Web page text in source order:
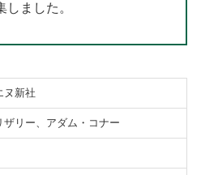
ました。
ヌ新社
ザリー、アダム・コナー